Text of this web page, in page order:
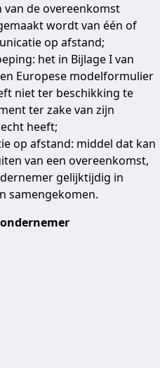
de overeenkomst
wordt van één of
op afstand;
het in Bijlage I van
Europese modelformulier
niet ter beschikking te
ter zake van zijn
heeft;
op afstand: middel dat kan
van een overeenkomst,
gelijktijdig in
samengekomen.